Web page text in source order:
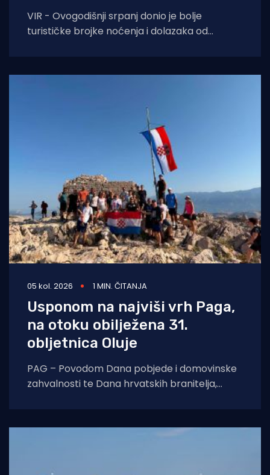
VIR - Ovogodišnji srpanj donio je bolje
turističke brojke noćenja i dolazaka od
05 kol. 2026 1 MIN. ČITANJA
Usponom na najviši vrh Paga,
na otoku obilježena 31.
obljetnica Oluje
PAG – Povodom Dana pobjede i domovinske
zahvalnosti te Dana hrvatskih branitelja,